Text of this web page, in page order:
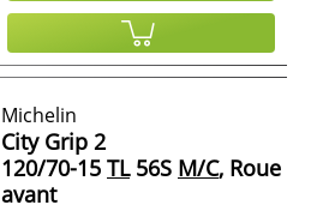
Michelin
City Grip 2
120/70-15 TL56S M/C, Roue
avant